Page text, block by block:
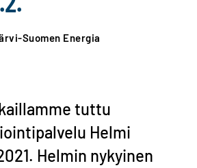
Suomen Energia
tuttu
Helmi
Helmin nykyinen